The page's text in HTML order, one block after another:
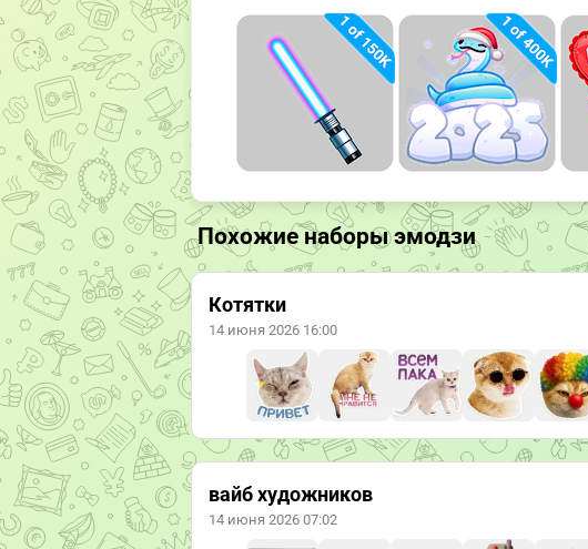
Похожие наборы эмодзи
Котятки
14 июня 2026 16:00
вайб художников
14 июня 2026 07:02